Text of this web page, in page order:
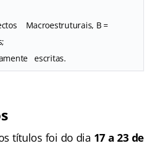
Macroestruturais, B =
escritas.
títulos foi do dia 17 a 23 de